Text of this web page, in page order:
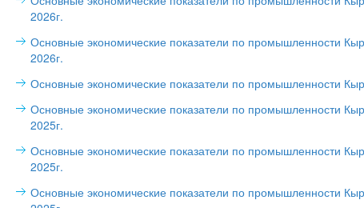
2026г.
Основные экономические показатели по промышленности
2026г.
Основные экономические показатели по промышленности
Основные экономические показатели по промышленности
2025г.
Основные экономические показатели по промышленности
2025г.
Основные экономические показатели по промышленности